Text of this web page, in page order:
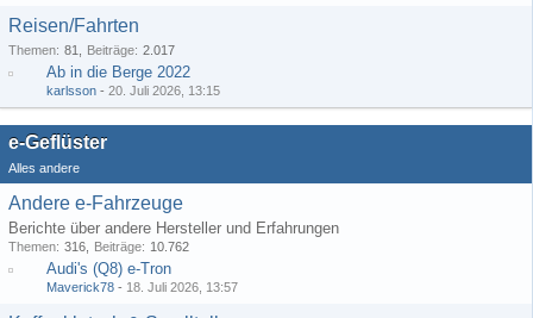
Reisen/Fahrten
Themen 81 Beiträge 2.017
Ab in die Berge 2022
karlsson - 20. Juli 2026, 13:15
e-Geflüster
Alles andere
Andere e-Fahrzeuge
Berichte über andere Hersteller und Erfahrungen
Themen 316 Beiträge 10.762
Audi's (Q8) e-Tron
Maverick78 - 18. Juli 2026, 13:57